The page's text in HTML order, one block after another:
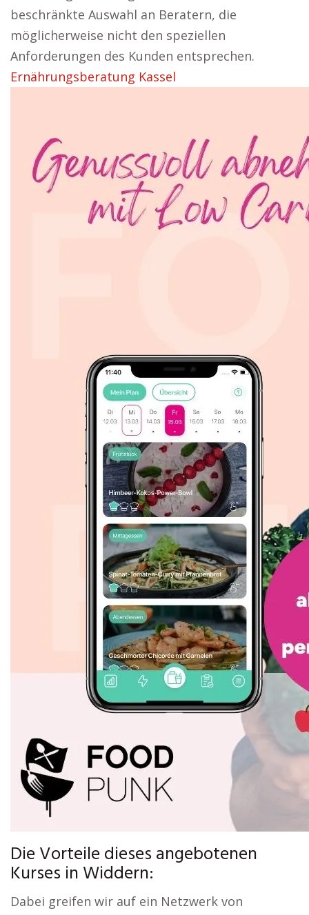
beschränkte Auswahl an Beratern, die
möglicherweise nicht den speziellen
Anforderungen des Kunden entsprechen.
Ernährungsberatung Kassel
Die Vorteile dieses angebotenen
Kurses in Widdern:
Dabei greifen wir auf ein Netzwerk von